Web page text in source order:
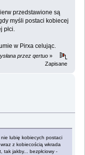
przedstawione są
myśli postaci kobiecej
płci.
w Pirxa celując.
przez qertuo »
Zapisane
lubię kobiecych postaci
z kobiecością wkrada
tak jakby... bezpłciowy -